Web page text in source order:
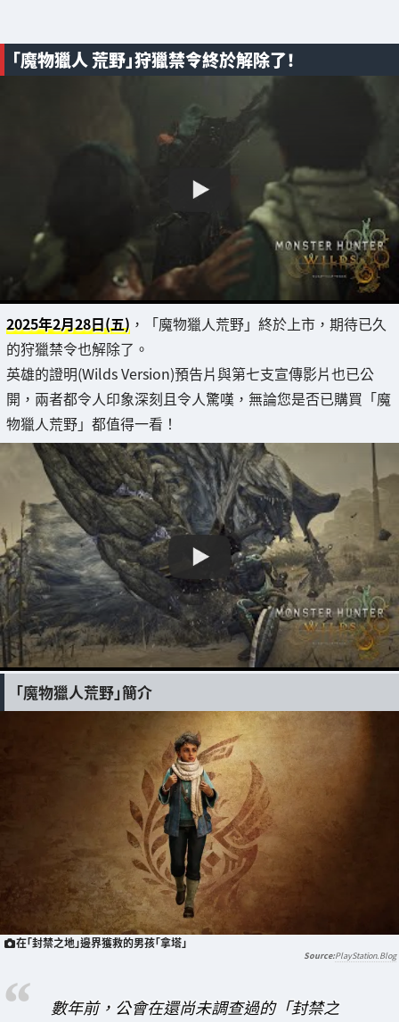
「魔物獵人 荒野」狩獵禁令終於解除了！
2025年2月28日(五) ，「魔物獵人荒野」終於上市，期待已久
的狩獵禁令也解除了。
英雄的證明(Wilds Version)預告片與第七支宣傳影片也已公
開，兩者都令人印象深刻且令人驚嘆，無論您是否已購買「魔
物獵人荒野」都值得一看！
「魔物獵人荒野」簡介
在「封禁之地」邊界獲救的男孩「拿塔」
PlayStation.Blog
數年前，公會在還尚未調查過的「封禁之